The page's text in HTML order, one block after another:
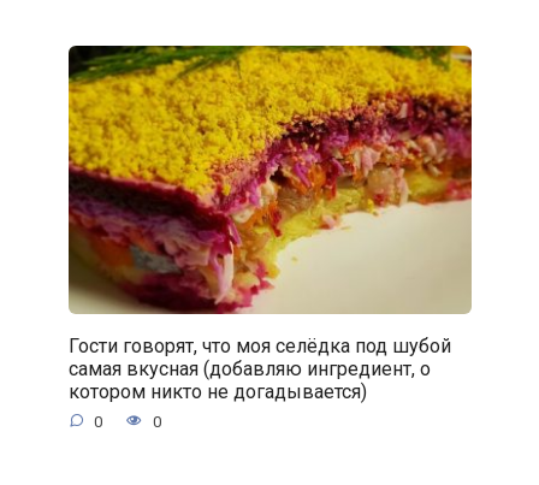
Гости говорят, что моя селёдка под шубой
самая вкусная (добавляю ингредиент, о
котором никто не догадывается)
0 0